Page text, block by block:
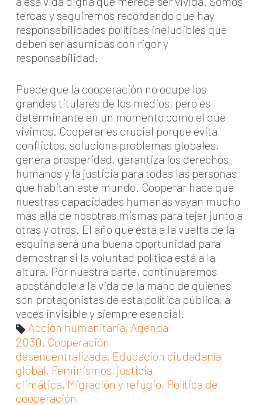
tercas y seguiremos recordando que hay
responsabilidades políticas ineludibles que
deben ser asumidas con rigor y
responsabilidad.
Puede que la cooperación no ocupe los
grandes titulares de los medios, pero es
determinante en un momento como el que
vivimos. Cooperar es crucial porque evita
conflictos, soluciona problemas globales,
genera prosperidad, garantiza los derechos
humanos y la justicia para todas las personas
que habitan este mundo. Cooperar hace que
nuestras capacidades humanas vayan mucho
más allá de nosotras mismas para tejer junto a
otras y otros. El año que está a la vuelta de la
esquina será una buena oportunidad para
demostrar si la voluntad política está a la
altura. Por nuestra parte, continuaremos
apostándole a la vida de la mano de quienes
son protagonistas de esta política pública, a
veces invisible y siempre esencial.
Acción humanitaria, Agenda
2030, Cooperación
desencentralizada, Educación ciudadanía
global, Feminismos, justicia
climática, Migración y refugio, Política de
cooperación